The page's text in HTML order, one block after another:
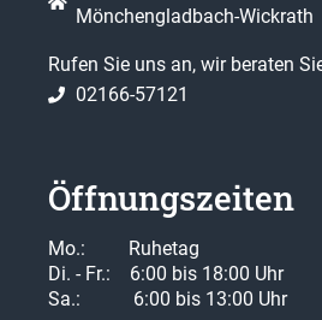
Mönchengladbach-Wickrath
Rufen Sie uns an, wir beraten
02166-57121
Öffnungszeiten
Mo.: Ruhetag
Di. - Fr.: 6:00 bis 18:00 Uhr
Sa.: 6:00 bis 13:00 Uhr